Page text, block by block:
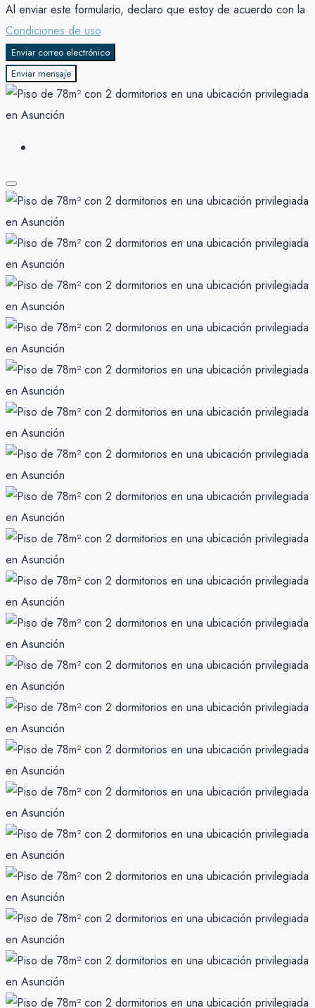
Al enviar este formulario, declaro que estoy de acuerdo con la
Condiciones de uso
Enviar correo electrónico
Enviar mensaje